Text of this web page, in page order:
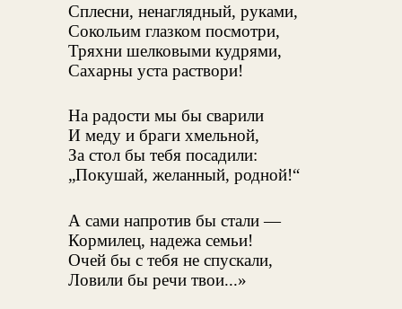
Сплесни, ненаглядный, руками,
Сокольим глазком посмотри,
Тряхни шелковыми кудрями,
Сахарны уста раствори!
На радости мы бы сварили
И меду и браги хмельной,
За стол бы тебя посадили:
„Покушай, желанный, родной!“
А сами напротив бы стали —
Кормилец, надежа семьи!
Очей бы с тебя не спускали,
Ловили бы речи твои...»